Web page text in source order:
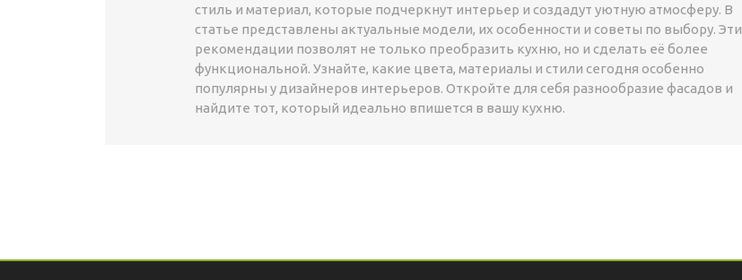
стиль и материал, которые подчеркнут интерьер и создадут уютную атмосферу. В
статье представлены актуальные модели, их особенности и советы по выбору. Эти
рекомендации позволят не только преобразить кухню, но и сделать её более
функциональной. Узнайте, какие цвета, материалы и стили сегодня особенно
популярны у дизайнеров интерьеров. Откройте для себя разнообразие фасадов и
найдите тот, который идеально впишется в вашу кухню.